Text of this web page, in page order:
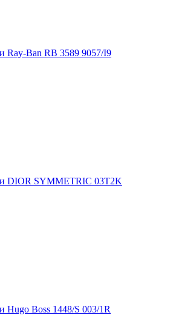
Ray-Ban RB 3589 9057/I9
DIOR SYMMETRIC 03T2K
Hugo Boss 1448/S 003/1R